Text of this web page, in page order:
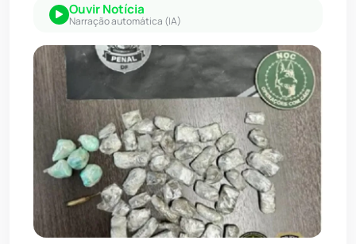
Ouvir Notícia
Narração automática (IA)